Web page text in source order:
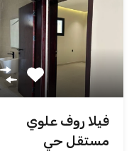
فيلا روف علوي
مستقل حي